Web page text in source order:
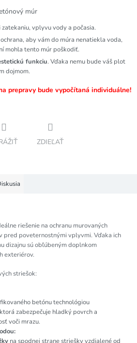
múr
vplyvu vody a počasia.
aby vám do múra nenatiekla voda,
mohla tento múr poškodiť.
funkciu. Vďaka nemu bude váš plot
dojmom.
prepravy bude vypočítaná individuálne!
ZDIEĽAŤ
riešenie na ochranu murovaných
pred poveternostnými vplyvmi. Vďaka ich
dizajnu sú obľúbeným doplnkom
exteriérov.
striešok:
betónu technológiou
zabezpečuje hladký povrch a
voči mrazu.
na spodnej strane striešky vzdialené od